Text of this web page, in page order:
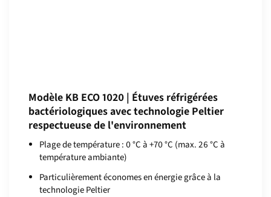
Modèle KB ECO 1020 | Étuves réfrigérées
bactériologiques avec technologie Peltier
respectueuse de l'environnement
Plage de température : 0 °C à +70 °C (max. 26 °C à
température ambiante)
Particulièrement économes en énergie grâce à la
technologie Peltier